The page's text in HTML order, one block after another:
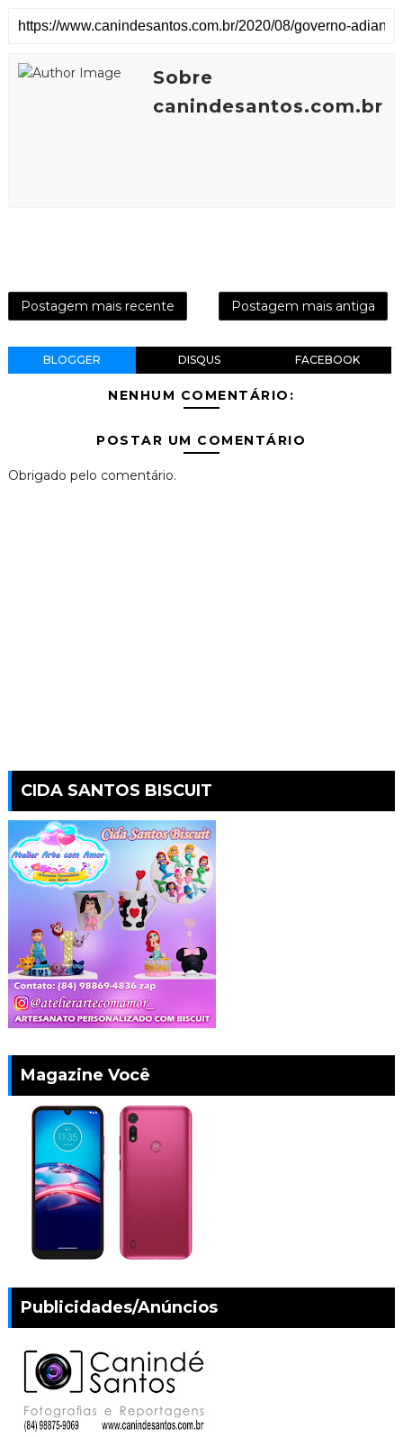
Sobre
canindesantos.com.br
Postagem mais recente Postagem mais antiga
BLOGGER DISQUS FACEBOOK
NENHUM COMENTÁRIO:
POSTAR UM COMENTÁRIO
Obrigado pelo comentário.
CIDA SANTOS BISCUIT
Magazine Você
Publicidades/Anúncios